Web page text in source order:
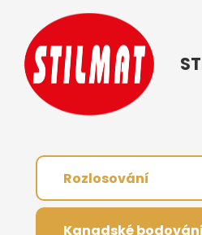
Rozlosování
Kanadské